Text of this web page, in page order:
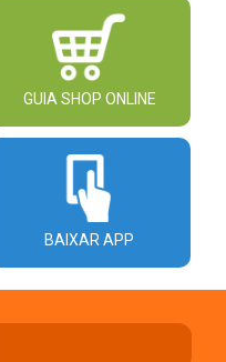
GUIA SHOP ONLINE
BAIXAR APP